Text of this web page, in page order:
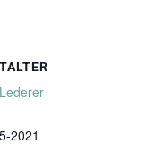
2021